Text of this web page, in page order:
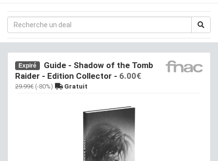
Expiré
Guide - Shadow of the Tomb
Raider - Edition Collector - 6.00€
29.99€ (-80%) Gratuit